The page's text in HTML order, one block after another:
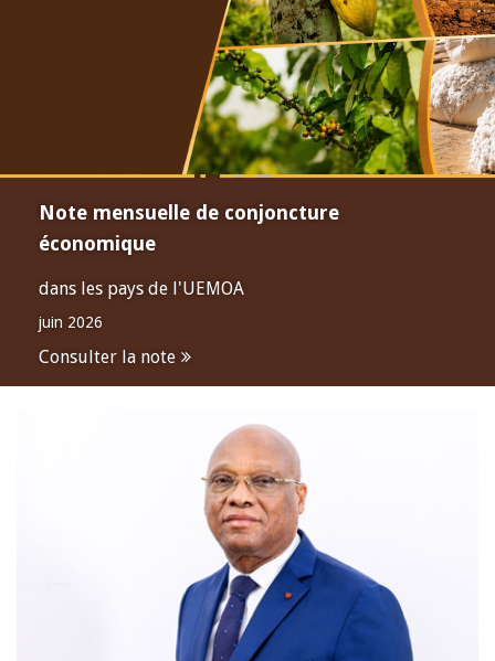
Note mensuelle de conjoncture
économique
dans les pays de l'UEMOA
juin 2026
Consulter la note